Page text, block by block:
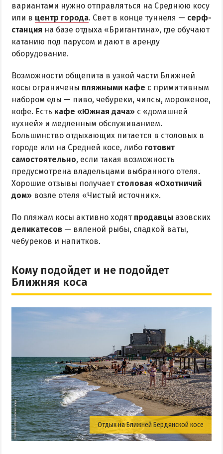
вариантами нужно отправляться на Среднюю косу
или в центр города. Свет в конце туннеля — серф-
станция на базе отдыха «Бригантина», где обучают
катанию под парусом и дают в аренду
оборудование.
Возможности общепита в узкой части Ближней
косы ограничены пляжными кафе с примитивным
набором еды — пиво, чебуреки, чипсы, мороженое,
кофе. Есть кафе «Южная дача» с «домашней
кухней» и медленным обслуживанием.
Большинство отдыхающих питается в столовых в
городе или на Средней косе, либо готовит
самостоятельно, если такая возможность
предусмотрена владельцами выбранного отеля.
Хорошие отзывы получает столовая «Охотничий
дом» возле отеля «Чистый источник».
По пляжам косы активно ходят продавцы азовских
деликатесов — вяленой рыбы, сладкой ваты,
чебуреков и напитков.
Кому подойдет и не подойдет
Ближняя коса
Отдых на Ближней Бердянской косе